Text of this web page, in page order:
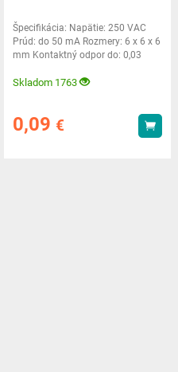
Špecifikácia: Napätie: 250 VAC
Prúd: do 50 mA Rozmery: 6 x 6 x 6
mm Kontaktný odpor do: 0,03
Skladom 1763
0,09 € Kúpiť